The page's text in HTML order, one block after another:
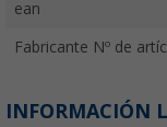
ean
Fabricante Nº de
INFORMACIÓN